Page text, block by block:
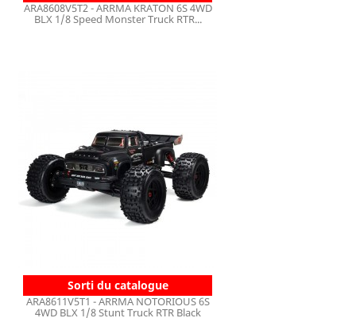
ARA8608V5T2 - ARRMA KRATON 6S 4WD
BLX 1/8 Speed Monster Truck RTR...
Sorti du catalogue
ARA8611V5T1 - ARRMA NOTORIOUS 6S
4WD BLX 1/8 Stunt Truck RTR Black